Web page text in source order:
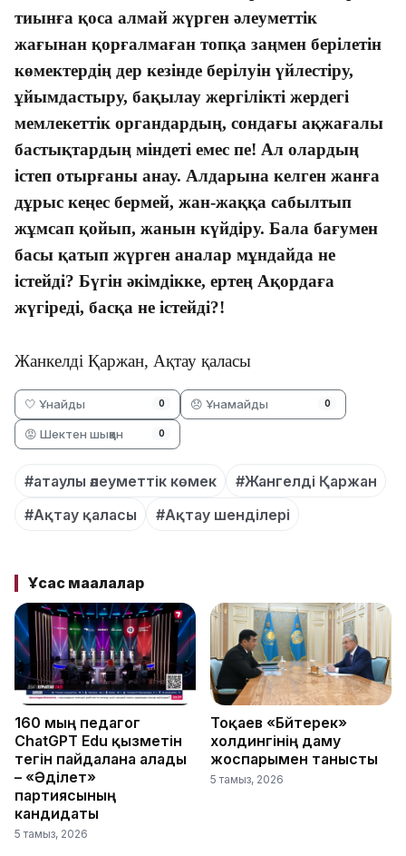
тиынға қоса алмай жүрген әлеуметтік
жағынан қорғалмаған топқа заңмен берілетін
көмектердің дер кезінде берілуін үйлестіру,
ұйымдастыру, бақылау жергілікті жердегі
мемлекеттік органдардың, сондағы ақжағалы
бастықтардың міндеті емес пе! Ал олардың
істеп отырғаны анау. Алдарына келген жанға
дұрыс кеңес бермей, жан-жаққа сабылтып
жұмсап қойып, жанын күйдіру. Бала бағумен
басы қатып жүрген аналар мұндайда не
істейді? Бүгін әкімдікке, ертең Ақордаға
жүгіреді, басқа не істейді?!
Жанкелді Қаржан, Ақтау қаласы
🤍 Ұнайды 0 😞 Ұнамайды 0
😡 Шектен шыққан 0
#атаулы әлеуметтік көмек
#Жангелді Қаржан
#Ақтау қаласы
#Ақтау шенділері
Ұқсас мақалалар
160 мың педагог
ChatGPT Edu қызметін
тегін пайдалана алады
– «Әділет»
партиясының
кандидаты
5 тамыз, 2026
Тоқаев «Бәйтерек»
холдингінің даму
жоспарымен танысты
5 тамыз, 2026